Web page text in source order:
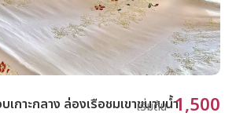
เกาะกลาง ล่องเรือชมเขาขนาบน้ำ
เริ่มต้น 1,500